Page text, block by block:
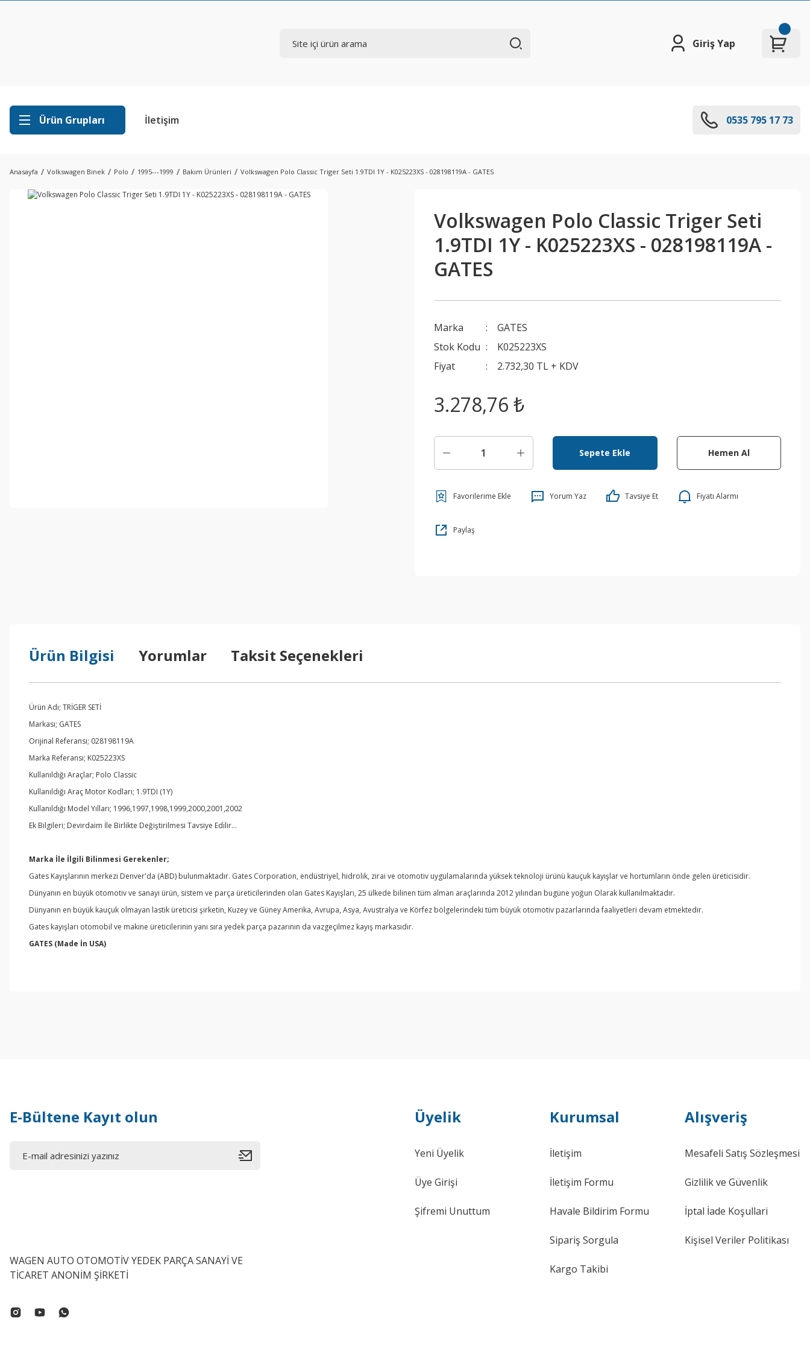
Giriş Yap
Ürün Grupları İletişim 0535 795 17 73
Anasayfa Volkswagen Binek Polo 1995---1999 Bakım Ürünleri Volkswagen Polo Classic Triger Seti 1.9TDI 1Y - K025223XS - 028198119A - GATES
Volkswagen Polo Classic Triger Seti
1.9TDI 1Y - K025223XS - 028198119A -
GATES
Marka
GATES
Stok Kodu
K025223XS
Fiyat
2.732,30 TL + KDV
3.278,76 ₺
Sepete Ekle Hemen Al
Yorum Yaz Tavsiye Et Fiyatı Alarmı
Paylaş
Ürün Bilgisi Yorumlar Taksit Seçenekleri
Ürün Adı; TRİGER SETİ
Markası; GATES
Orijinal Referansı; 028198119A
Marka Referansı; K025223XS
Kullanıldığı Araçlar; Polo Classic
Kullanıldığı Araç Motor Kodları; 1.9TDI (1Y)
Kullanıldığı Model Yılları; 1996,1997,1998,1999,2000,2001,2002
Ek Bilgileri; Devirdaim İle Birlikte Değiştirilmesi Tavsiye Edilir…
Marka İle İlgili Bilinmesi Gerekenler;
Gates Kayışlarının merkezi Denver'da (ABD) bulunmaktadır. Gates Corporation, endüstriyel, hidrolik, zirai ve otomotiv uygulamalarında yüksek teknoloji ürünü kauçuk kayışlar ve hortumların önde gelen üreticisidir.
Dünyanın en büyük otomotiv ve sanayi ürün, sistem ve parça üreticilerinden olan Gates Kayışları, 25 ülkede bilinen tüm alman araçlarında 2012 yılından bugüne yoğun Olarak kullanılmaktadır.
Dünyanın en büyük kauçuk olmayan lastik üreticisi şirketin, Kuzey ve Güney Amerika, Avrupa, Asya, Avustralya ve Körfez bölgelerindeki tüm büyük otomotiv pazarlarında faaliyetleri devam etmektedir.
Gates kayışları otomobil ve makine üreticilerinin yanı sıra yedek parça pazarının da vazgeçilmez kayış markasıdır.
GATES (Made İn USA)
E-Bültene Kayıt olun
WAGEN AUTO OTOMOTİV YEDEK PARÇA SANAYİ VE
TİCARET ANONİM ŞİRKETİ
Üyelik
Yeni Üyelik
Üye Girişi
Şifremi Unuttum
Kurumsal
İletişim
İletişim Formu
Havale Bildirim Formu
Sipariş Sorgula
Kargo Takibi
Alışveriş
Mesafeli Satış Sözleşmesi
Gizlilik ve Güvenlik
İptal İade Koşullari
Kişisel Veriler Politikası